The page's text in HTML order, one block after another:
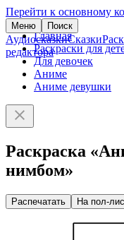
Перейти к основному
Меню Поиск
АудиосказкиСказки
редактора
Главная
Раскраски для
Для девочек
Аниме
Аниме девушки
Раскраска
нимбом»
Распечатать На пол-